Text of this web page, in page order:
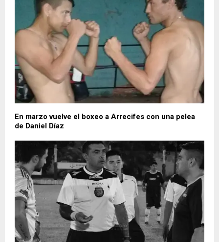
En marzo vuelve el boxeo a Arrecifes con una pelea
de Daniel Díaz